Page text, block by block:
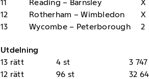
11
Reading – Barnsley X
12
Rotherham – Wimbledon X
13
Wycombe – Peterborough 2
Utdelning
13 rätt
4 st
3
12 rätt
96 st
32